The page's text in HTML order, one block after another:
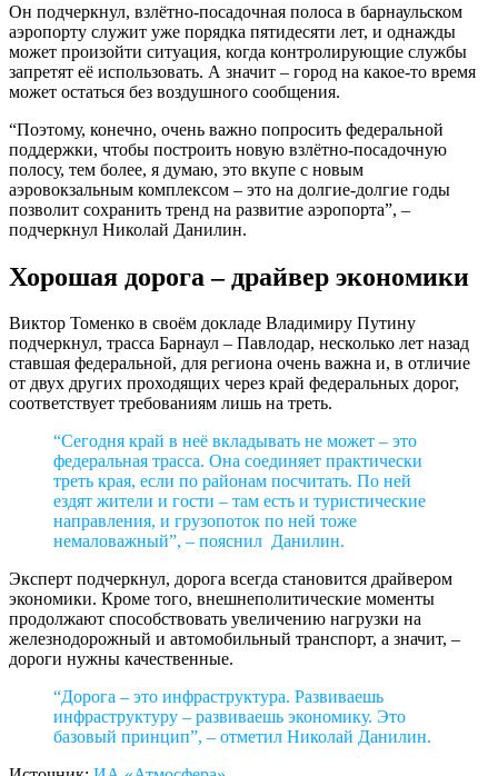
Он подчеркнул, взлётно-посадочная полоса в барнаульском
аэропорту служит уже порядка пятидесяти лет, и однажды
может произойти ситуация, когда контролирующие службы
запретят её использовать. А значит – город на какое-то время
может остаться без воздушного сообщения.
“Поэтому, конечно, очень важно попросить федеральной
поддержки, чтобы построить новую взлётно-посадочную
полосу, тем более, я думаю, это вкупе с новым
аэровокзальным комплексом – это на долгие-долгие годы
позволит сохранить тренд на развитие аэропорта”, –
подчеркнул Николай Данилин.
Хорошая дорога – драйвер экономики
Виктор Томенко в своём докладе Владимиру Путину
подчеркнул, трасса Барнаул – Павлодар, несколько лет назад
ставшая федеральной, для региона очень важна и, в отличие
от двух других проходящих через край федеральных дорог,
соответствует требованиям лишь на треть.
“Сегодня край в неё вкладывать не может – это
федеральная трасса. Она соединяет практически
треть края, если по районам посчитать. По ней
ездят жители и гости – там есть и туристические
направления, и грузопоток по ней тоже
немаловажный”, – пояснил Данилин.
Эксперт подчеркнул, дорога всегда становится драйвером
экономики. Кроме того, внешнеполитические моменты
продолжают способствовать увеличению нагрузки на
железнодорожный и автомобильный транспорт, а значит, –
дороги нужны качественные.
“Дорога – это инфраструктура. Развиваешь
инфраструктуру – развиваешь экономику. Это
базовый принцип”, – отметил Николай Данилин.